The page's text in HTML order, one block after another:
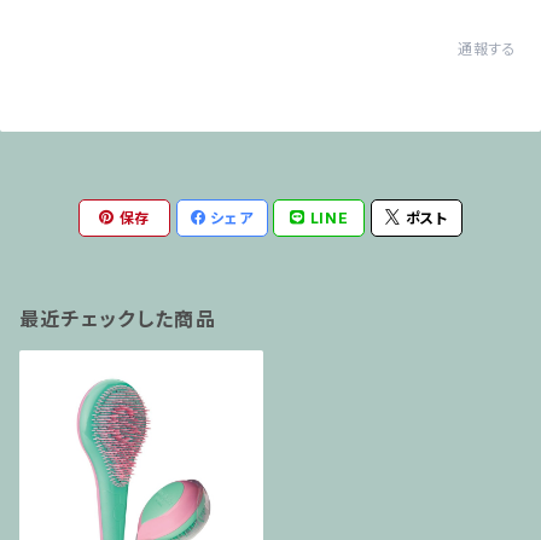
通報する
保存 シェア LINE ポスト
最近チェックした商品